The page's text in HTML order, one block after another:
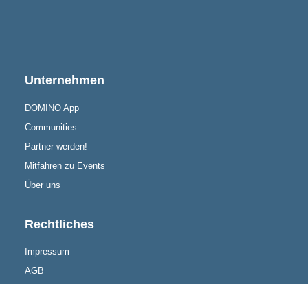
Unternehmen
DOMINO App
Communities
Partner werden!
Mitfahren zu Events
Über uns
Rechtliches
Impressum
AGB